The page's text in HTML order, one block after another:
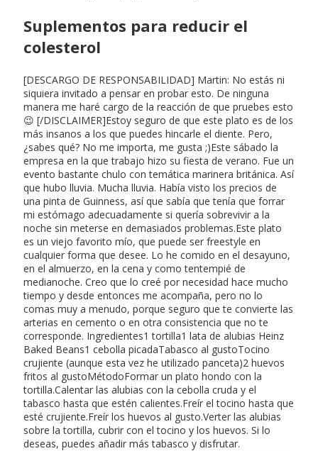
Suplementos para reducir el
colesterol
[DESCARGO DE RESPONSABILIDAD] Martin: No estás ni
siquiera invitado a pensar en probar esto. De ninguna
manera me haré cargo de la reacción de que pruebes esto
😉 [/DISCLAIMER]Estoy seguro de que este plato es de los
más insanos a los que puedes hincarle el diente. Pero,
¿sabes qué? No me importa, me gusta ;)Este sábado la
empresa en la que trabajo hizo su fiesta de verano. Fue un
evento bastante chulo con temática marinera británica. Así
que hubo lluvia. Mucha lluvia. Había visto los precios de
una pinta de Guinness, así que sabía que tenía que forrar
mi estómago adecuadamente si quería sobrevivir a la
noche sin meterse en demasiados problemas.Este plato
es un viejo favorito mío, que puede ser freestyle en
cualquier forma que desee. Lo he comido en el desayuno,
en el almuerzo, en la cena y como tentempié de
medianoche. Creo que lo creé por necesidad hace mucho
tiempo y desde entonces me acompaña, pero no lo
comas muy a menudo, porque seguro que te convierte las
arterias en cemento o en otra consistencia que no te
corresponde. Ingredientes1 tortilla1 lata de alubias Heinz
Baked Beans1 cebolla picadaTabasco al gustoTocino
crujiente (aunque esta vez he utilizado panceta)2 huevos
fritos al gustoMétodoFormar un plato hondo con la
tortilla.Calentar las alubias con la cebolla cruda y el
tabasco hasta que estén calientes.Freír el tocino hasta que
esté crujiente.Freír los huevos al gusto.Verter las alubias
sobre la tortilla, cubrir con el tocino y los huevos. Si lo
deseas, puedes añadir más tabasco y disfrutar.